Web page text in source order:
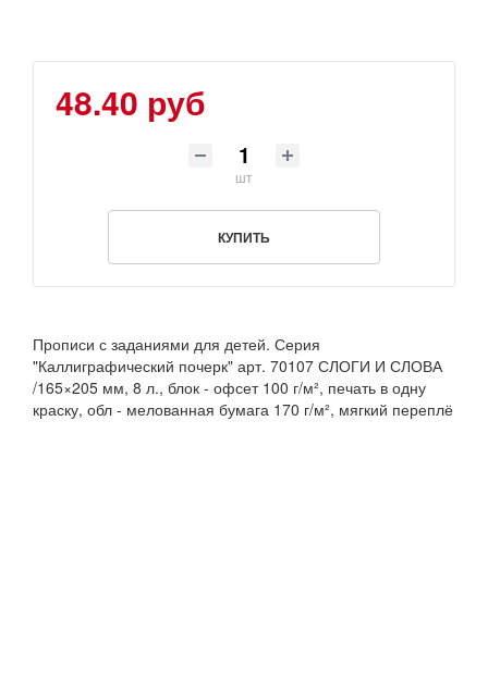
48.40 руб
шт
КУПИТЬ
Прописи с заданиями для детей. Серия
"Каллиграфический почерк" арт. 70107 СЛОГИ И СЛОВА
/165×205 мм, 8 л., блок - офсет 100 г/м², печать в одну
краску, обл - мелованная бумага 170 г/м², мягкий переплё